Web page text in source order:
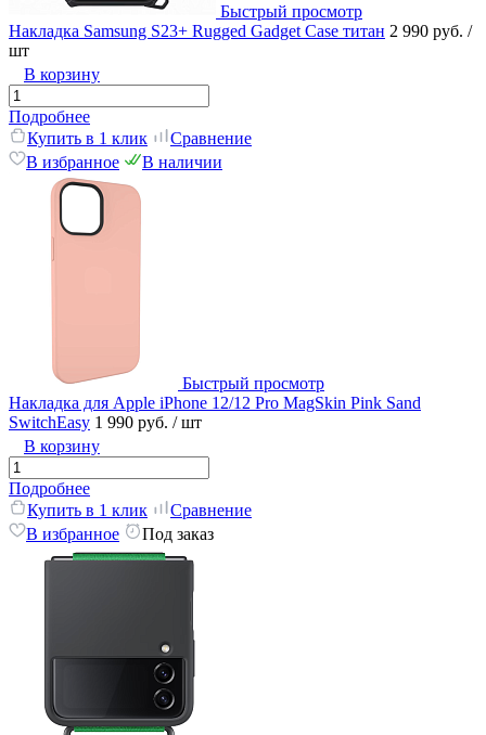
Быстрый просмотр
Накладка Samsung S23+ Rugged Gadget Case титан 2 990 руб. /
шт
В корзину
Подробнее
Купить в 1 клик
Сравнение
В избранное
В наличии
Быстрый просмотр
Накладка для Apple iPhone 12/12 Pro MagSkin Pink Sand
SwitchEasy 1 990 руб. / шт
В корзину
Подробнее
Купить в 1 клик
Сравнение
В избранное
Под заказ